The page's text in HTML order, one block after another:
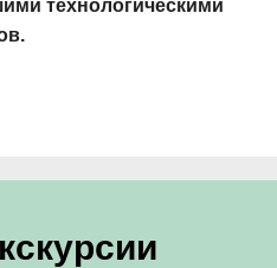
технологическими